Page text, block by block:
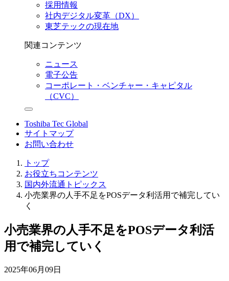
採用情報
社内デジタル変革（DX）
東芝テックの現在地
関連コンテンツ
ニュース
電子公告
コーポレート・ベンチャー・キャピタル
（CVC）
Toshiba Tec Global
サイトマップ
お問い合わせ
トップ
お役立ちコンテンツ
国内外流通トピックス
小売業界の人手不足をPOSデータ利活用で補完してい
く
小売業界の人手不足をPOSデータ利活
用で補完していく
2025年06月09日